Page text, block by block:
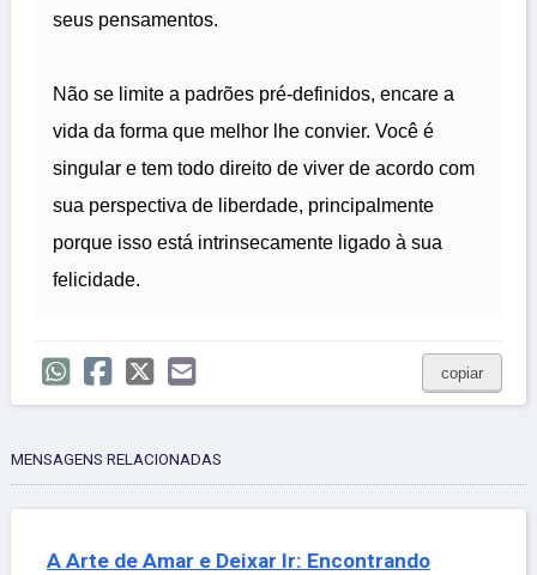
seus pensamentos.
Não se limite a padrões pré-definidos, encare a
vida da forma que melhor lhe convier. Você é
singular e tem todo direito de viver de acordo com
sua perspectiva de liberdade, principalmente
porque isso está intrinsecamente ligado à sua
felicidade.
copiar
MENSAGENS RELACIONADAS
A Arte de Amar e Deixar Ir: Encontrando